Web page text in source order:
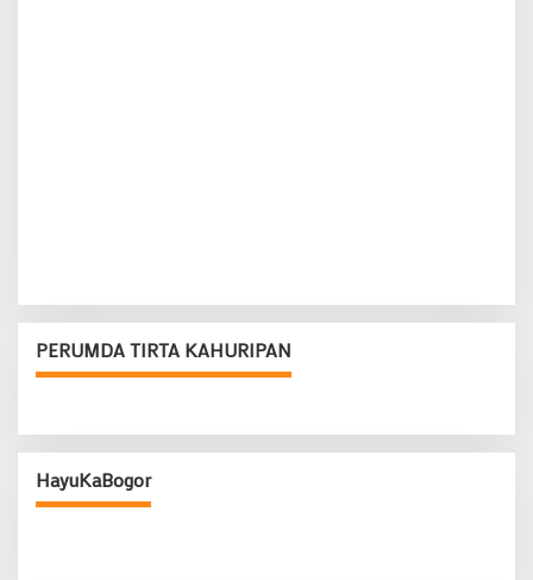
PERUMDA TIRTA KAHURIPAN
HayuKaBogor